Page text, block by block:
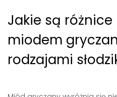
Jakie są
miodem
rodzajami